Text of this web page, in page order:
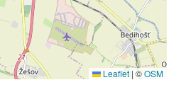
Leaflet | ©OSM